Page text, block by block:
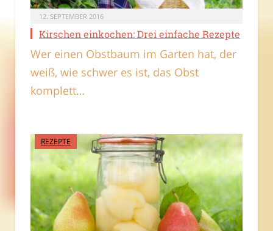
12. SEPTEMBER 2016
Kirschen einkochen: Drei einfache Rezepte
Wer einen Obstbaum im Garten hat, der
weiß, wie schwer es ist, das Obst
komplett…
REZEPTE